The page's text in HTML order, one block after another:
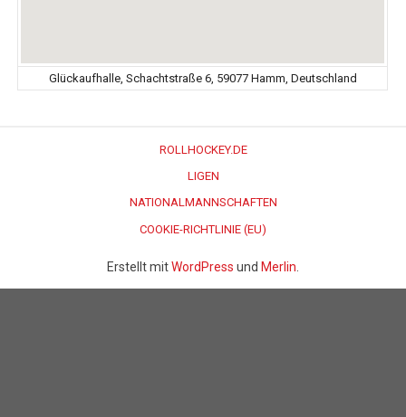
Glückaufhalle, Schachtstraße 6, 59077 Hamm, Deutschland
ROLLHOCKEY.DE
LIGEN
NATIONALMANNSCHAFTEN
COOKIE-RICHTLINIE (EU)
Erstellt mitWordPress und Merlin